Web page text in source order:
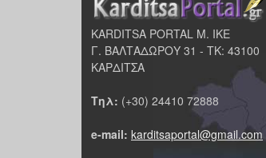
KARDITSA PORTAL Μ. ΙΚΕ
Γ. ΒΑΛΤΑΔΩΡΟΥ 31 - ΤΚ: 43100
ΚΑΡΔΙΤΣΑ
Τηλ: (+30) 24410 72888
e-mail: karditsaportal@gmail.com